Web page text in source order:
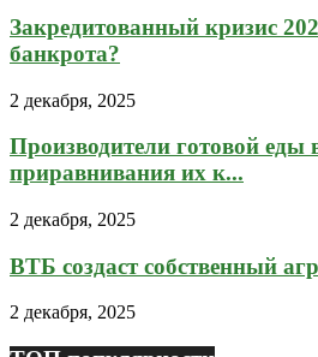
Закредитованный кризис
банкрота?
2 декабря, 2025
Производители готовой еды
приравнивания их к...
2 декабря, 2025
ВТБ создаст собственный
2 декабря, 2025